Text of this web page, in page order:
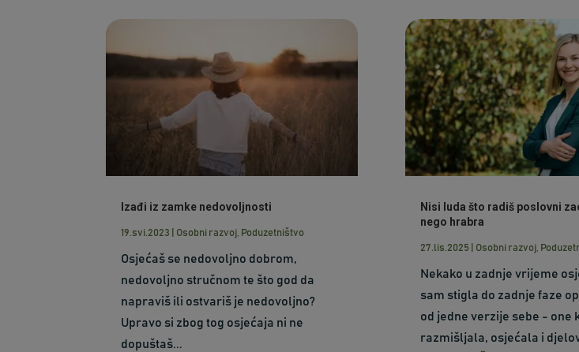
Izađi iz zamke nedovoljnosti
19.svi.2023 Osobni razvoj, Poduzetništvo
Osjećaš se nedovoljno dobrom,
nedovoljno stručnom te što god da
napraviš ili ostvariš je nedovoljno?
Upravo si zbog tog osjećaja ni ne
dopuštaš...
Nisi luda što radiš poslovni
nego hrabra
27.lis.2025 Osobni razvoj,
Nekako u zadnje vrijeme
sam stigla do zadnje faze
od jedne verzije sebe - one
razmišljala, osjećala i